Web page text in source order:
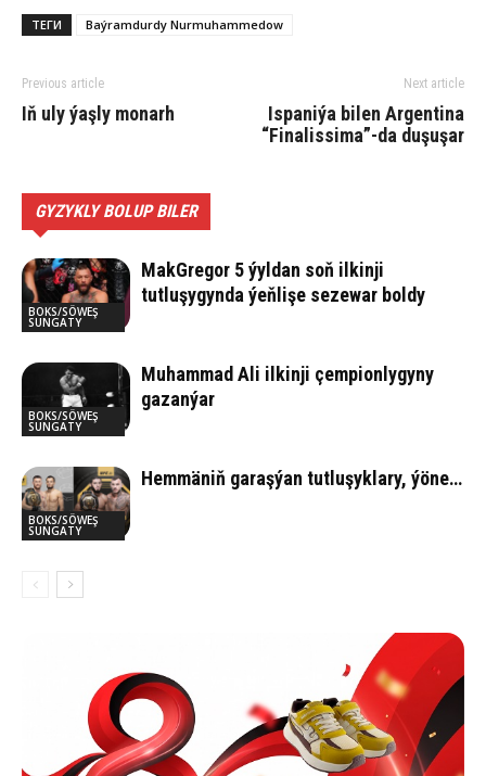
ТЕГИ Baýramdurdy Nurmuhammedow
Previous article
Iň uly ýaşly monarh
Next article
Ispaniýa bilen Argentina
“Finalissima”-da duşuşar
GYZYKLY BOLUP BILER
BOKS/SÖWEŞ
SUNGATY
MakGregor 5 ýyldan soň ilkinji
tutluşygynda ýeňlişe sezewar boldy
BOKS/SÖWEŞ
SUNGATY
Muhammad Ali ilkinji çempionlygyny
gazanýar
BOKS/SÖWEŞ
SUNGATY
Hemmäniň garaşýan tutluşyklary, ýöne…